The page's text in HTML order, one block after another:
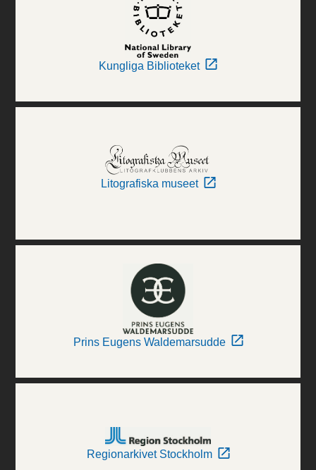
Kungliga Biblioteket
Litografiska museet
Prins Eugens Waldemarsudde
Regionarkivet Stockholm